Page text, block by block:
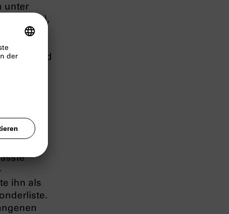
unter
(1911),
der
und
die er
ihn als